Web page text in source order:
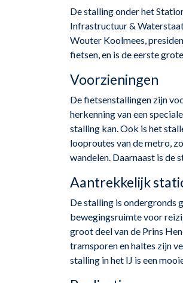
De stalling onder het
Infrastructuur &
Wouter Koolmees,
fietsen, en is de eerste
Voorzieningen
De fietsenstallingen zijn
herkenning van een
stalling kan. Ook is het
looproutes van de metro,
wandelen. Daarnaast is de
Aantrekkelijk
De stalling is ondergronds
bewegingsruimte voor
groot deel van de Prins
tramsporen en haltes zijn
stalling in het IJ is een